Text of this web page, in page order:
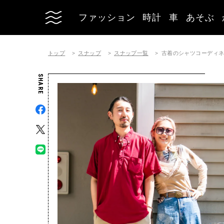
ファッション 時計 車 あそぶ
トップ スナップ スナップ一覧 古着のシャツコーディ
SHARE